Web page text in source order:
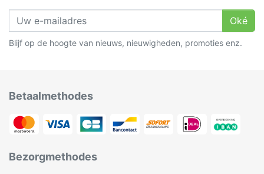
Oké
Blijf op de hoogte van nieuws, nieuwigheden, promoties enz.
Betaalmethodes
Bezorgmethodes